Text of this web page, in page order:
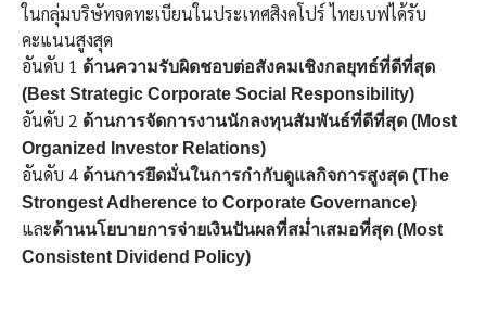
ในกลุ่มบริษัทจดทะเบียนในประเทศสิงคโปร์ ไทยเบฟได้รับ
คะแนนสูงสุด
อันดับ 1 ด้านความรับผิดชอบต่อสังคมเชิงกลยุทธ์ที่ดีที่สุด
(Best Strategic Corporate Social Responsibility)
อันดับ 2 ด้านการจัดการงานนักลงทุนสัมพันธ์ที่ดีที่สุด (Most
Organized Investor Relations)
อันดับ 4 ด้านการยึดมั่นในการกำกับดูแลกิจการสูงสุด (The
Strongest Adherence to Corporate Governance)
และด้านนโยบายการจ่ายเงินปันผลที่สม่ำเสมอที่สุด (Most
Consistent Dividend Policy)